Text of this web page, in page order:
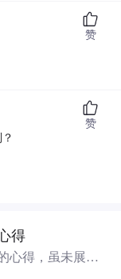
赞
赞
得
心得，虽未展示